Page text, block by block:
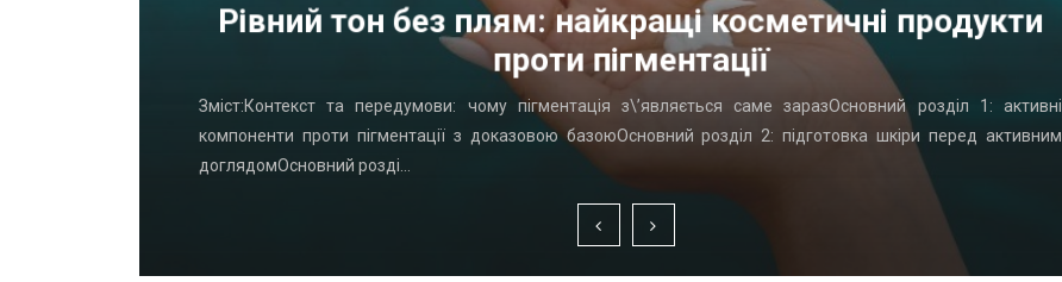
Рівний тон без плям: найкращі косметичні продукти
проти пігментації
Зміст:Контекст та передумови: чому пігментація з\’являється саме заразОсновний розділ 1: активні
компоненти проти пігментації з доказовою базоюОсновний розділ 2: підготовка шкіри перед активним
доглядомОсновний розді…